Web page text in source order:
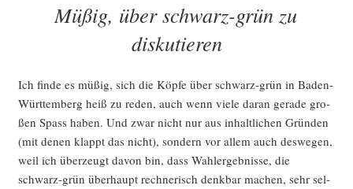
Müßig, über schwarz-grün zu
diskutieren
Ich fin­de es müßig, sich die Köp­fe über schwarz-grün in Baden-
Würt­tem­berg heiß zu reden, auch wenn vie­le dar­an gera­de gro­
ßen Spass haben. Und zwar nicht nur aus inhalt­li­chen Grün­den
(mit denen klappt das nicht), son­dern vor allem auch des­we­gen,
weil ich über­zeugt davon bin, dass Wahl­er­geb­nis­se, die
schwarz-grün über­haupt rech­ne­risch denk­bar machen, sehr sel­